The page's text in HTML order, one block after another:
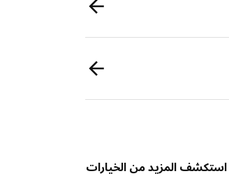
استكشف المزيد من الخيارات